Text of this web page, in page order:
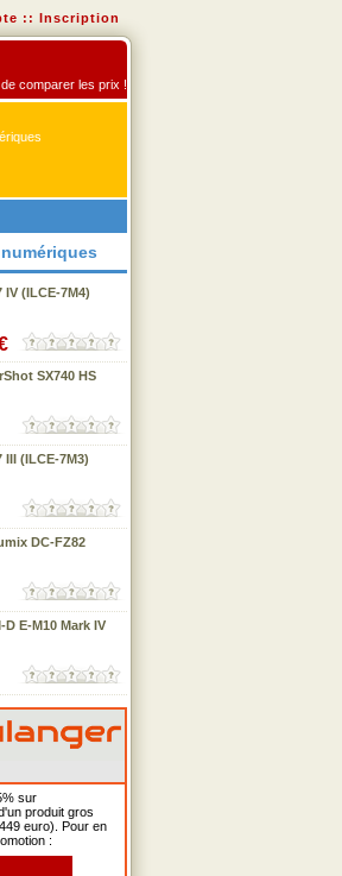
:: Inscription
comparer les prix !
(ILCE-7M4)
SX740 HS
(ILCE-7M3)
DC-FZ82
E-M10 Mark IV
sur
produit gros
euro). Pour en
: